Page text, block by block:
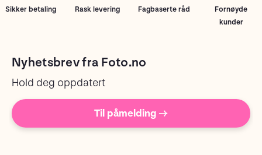
Sikker betaling Rask levering Fagbaserte råd
Fornøyde
kunder
Nyhetsbrev fra Foto.no
Hold deg oppdatert
Til påmelding →